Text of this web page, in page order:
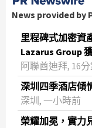
News provided by
里程碑式加密資
Lazarus Group
阿聯酋迪拜, 16
深圳四季酒店傾
深圳, 一小時前
榮耀加冕，實力